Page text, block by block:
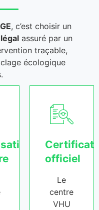
, c’est choisir un
légalassuré par un
traçable,
écologique
Certificat
officiel
Le
centre
VHU